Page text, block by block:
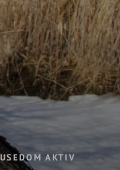
USEDOM AKTIV